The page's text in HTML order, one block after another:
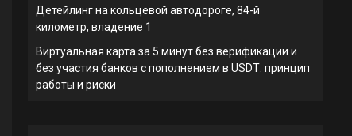
Детейлинг на кольцевой автодороге, 84-й
километр, владение 1
Виртуальная карта за 5 минут без верификации и
без участия банков с пополнением в USDT: принцип
работы и риски